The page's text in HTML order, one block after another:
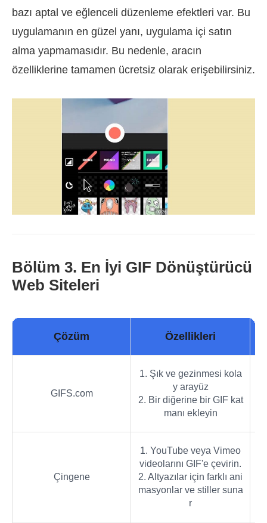
bazı aptal ve eğlenceli düzenleme efektleri var. Bu
uygulamanın en güzel yanı, uygulama içi satın
alma yapmamasıdır. Bu nedenle, aracın
özelliklerine tamamen ücretsiz olarak erişebilirsiniz.
Bölüm 3. En İyi GIF Dönüştürücü
Web Siteleri
Çözüm Özellikleri
GIFS.com
1. Şık ve gezinmesi kola
y arayüz
2. Bir diğerine bir GIF kat
manı ekleyin
Çingene
1. YouTube veya Vimeo
videolarını GIF'e çevirin.
2. Altyazılar için farklı ani
masyonlar ve stiller suna
r